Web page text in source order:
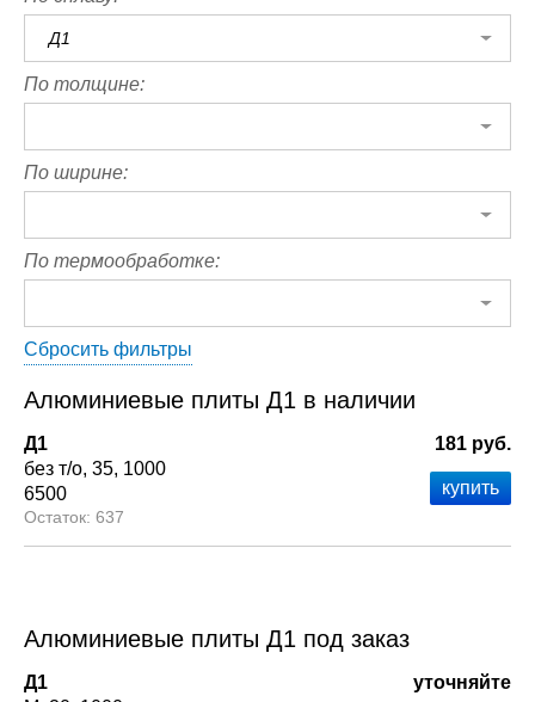
Д1
По толщине:
По ширине:
По термообработке:
Сбросить фильтры
Алюминиевые плиты Д1 в наличии
Д1
без т/о 35 1000
6500
637
181 руб.
Алюминиевые плиты Д1 под заказ
Д1
уточняйте